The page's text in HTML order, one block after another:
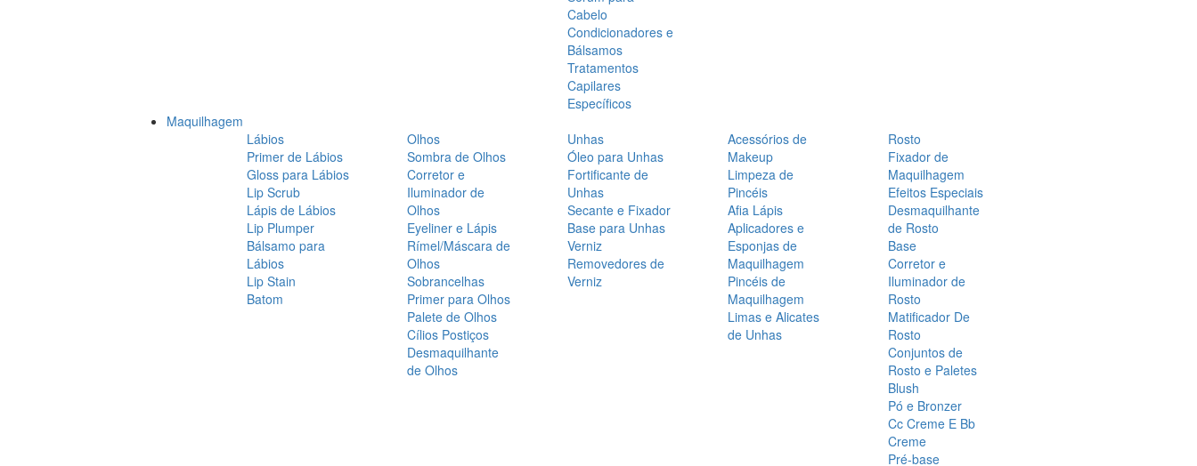
Cabelo
Condicionadores e
Bálsamos
Tratamentos
Capilares
Específicos
Maquilhagem
Lábios
Primer de Lábios
Gloss para Lábios
Lip Scrub
Lápis de Lábios
Lip Plumper
Bálsamo para
Lábios
Lip Stain
Batom
Olhos
Sombra de Olhos
Corretor e
Iluminador de
Olhos
Eyeliner e Lápis
Rímel/Máscara de
Olhos
Sobrancelhas
Primer para Olhos
Palete de Olhos
Cílios Postiços
Desmaquilhante
de Olhos
Unhas
Óleo para Unhas
Fortificante de
Unhas
Secante e Fixador
Base para Unhas
Verniz
Removedores de
Verniz
Acessórios de
Makeup
Limpeza de
Pincéis
Afia Lápis
Aplicadores e
Esponjas de
Maquilhagem
Pincéis de
Maquilhagem
Limas e Alicates
de Unhas
Rosto
Fixador de
Maquilhagem
Efeitos Especiais
Desmaquilhante
de Rosto
Base
Corretor e
Iluminador de
Rosto
Matificador De
Rosto
Conjuntos de
Rosto e Paletes
Blush
Pó e Bronzer
Cc Creme E Bb
Creme
Pré-base